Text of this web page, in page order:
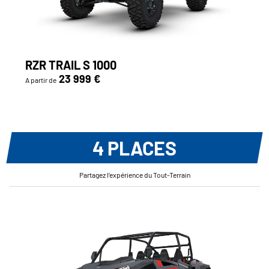
RZR TRAIL S 1000
A partir de 23 999 €
4 PLACES
Partagez l’expérience du Tout-Terrain